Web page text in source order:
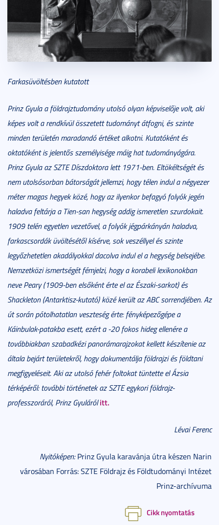
Farkasüvöltésben kutatott
Prinz Gyula a földrajztudomány utolsó olyan képviselője volt, aki
képes volt a rendkívül összetett tudományt átfogni, és szinte
minden területén maradandó értéket alkotni. Kutatóként és
oktatóként is jelentős személyisége máig hat tudományágára.
Prinz Gyula az SZTE Díszdoktora lett 1971-ben. Eltökéltségét és
nem utolsósorban bátorságát jellemzi, hogy télen indul a négyezer
méter magas hegyek közé, hogy az ilyenkor befagyó folyók jegén
haladva feltárja a Tien-san hegység addig ismeretlen szurdokait.
1909 telén egyetlen vezetővel, a folyók jégpárkányán haladva,
farkascsordák üvöltésétől kísérve, sok veszéllyel és szinte
legyőzhetetlen akadályokkal dacolva indul el a hegység belsejébe.
Nemzetközi ismertségét fémjelzi, hogy a korabeli lexikonokban
neve Peary (1909-ben elsőként érte el az Északi-sarkot) és
Shackleton (Antarktisz-kutató) közé került az ABC sorrendjében. Az
út során pótolhatatlan veszteség érte: fényképezőgépe a
Káinbulak-patakba esett, ezért a -20 fokos hideg ellenére a
továbbiakban szabadkézi panorámarajzokat kellett készítenie az
általa bejárt területekről, hogy dokumentálja földrajzi és földtani
megfigyeléseit. Aki az utolsó fehér foltokat tüntette el Ázsia
térképéről: további történetek az SZTE egykori földrajz-
professzoráról, Prinz Gyuláról itt.
Lévai Ferenc
Nyitóképen:Prinz Gyula karavánja útra készen Narin
városában Forrás: SZTE Földrajz és Földtudományi Intézet
Prinz-archívuma
Cikk nyomtatás